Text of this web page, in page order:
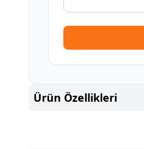
Ürün Özellikleri